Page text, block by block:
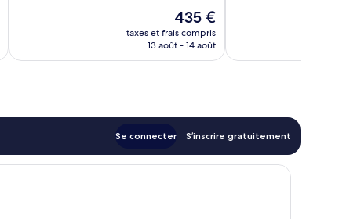
Le
nouveau
prix
435 €
taxes et frais compris
13 août - 14 août
Se connecter S’inscrire gratuitement